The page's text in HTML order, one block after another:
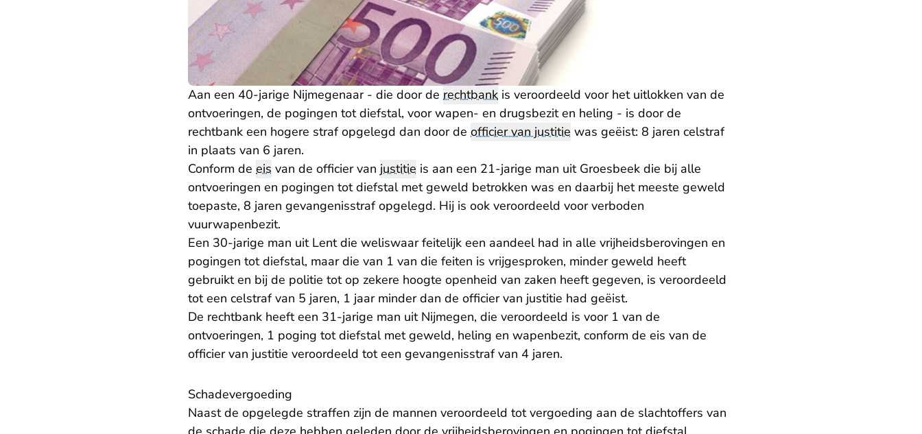
Aan een 40-jarige Nijmegenaar - die door de rechtbank is veroordeeld voor het uitlokken van de
ontvoeringen, de pogingen tot diefstal, voor wapen- en drugsbezit en heling - is door de
rechtbank een hogere straf opgelegd dan door de officier van justitie was geëist: 8 jaren celstraf
in plaats van 6 jaren.
Conform de eis van de officier van justitie is aan een 21-jarige man uit Groesbeek die bij alle
ontvoeringen en pogingen tot diefstal met geweld betrokken was en daarbij het meeste geweld
toepaste, 8 jaren gevangenisstraf opgelegd. Hij is ook veroordeeld voor verboden
vuurwapenbezit.
Een 30-jarige man uit Lent die weliswaar feitelijk een aandeel had in alle vrijheidsberovingen en
pogingen tot diefstal, maar die van 1 van die feiten is vrijgesproken, minder geweld heeft
gebruikt en bij de politie tot op zekere hoogte openheid van zaken heeft gegeven, is veroordeeld
tot een celstraf van 5 jaren, 1 jaar minder dan de officier van justitie had geëist.
De rechtbank heeft een 31-jarige man uit Nijmegen, die veroordeeld is voor 1 van de
ontvoeringen, 1 poging tot diefstal met geweld, heling en wapenbezit, conform de eis van de
officier van justitie veroordeeld tot een gevangenisstraf van 4 jaren.
Schadevergoeding
Naast de opgelegde straffen zijn de mannen veroordeeld tot vergoeding aan de slachtoffers van